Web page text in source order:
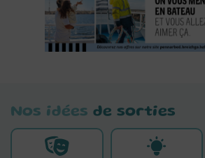
Nos idées de sorties